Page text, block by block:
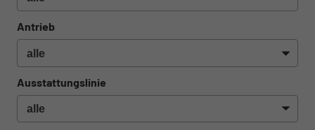
Antrieb
Ausstattungslinie